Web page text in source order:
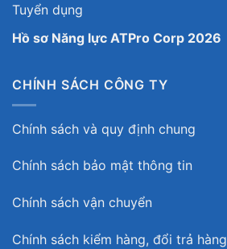
Tuyển dụng
Hồ sơ Năng lực ATPro Corp 2026
CHÍNH SÁCH CÔNG TY
Chính sách và quy định chung
Chính sách bảo mật thông tin
Chính sách vận chuyển
Chính sách kiểm hàng, đổi trả hàng